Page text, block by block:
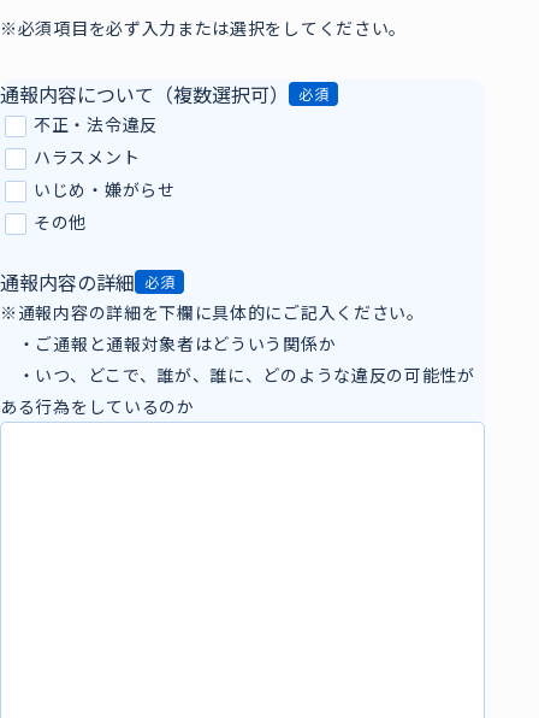
※必須項目を必ず入力または選択をしてください。
通報内容について （複数選択可） 必須
不正・法令違反
ハラスメント
いじめ・嫌がらせ
その他
通報内容の詳細 必須
※通報内容の詳細を下欄に具体的にご記入ください。
・ご通報と通報対象者はどういう関係か
・いつ、どこで、誰が、誰に、どのような違反の可能性が
ある行為をしているのか